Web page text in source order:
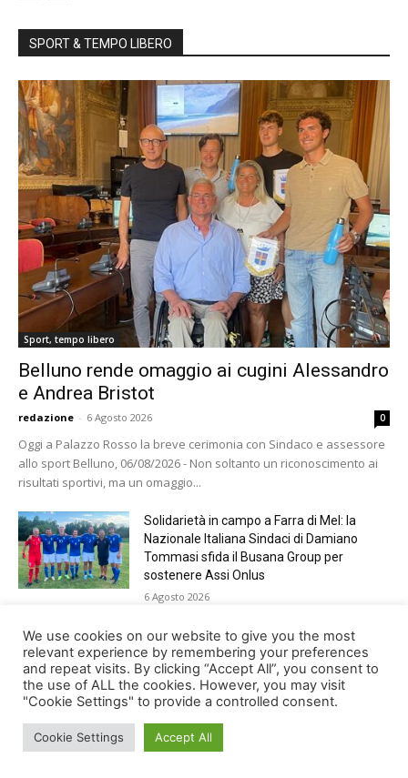
SPORT & TEMPO LIBERO
Sport, tempo libero
Belluno rende omaggio ai cugini Alessandro
e Andrea Bristot
redazione - 6 Agosto 2026 0
Oggi a Palazzo Rosso la breve cerimonia con Sindaco e assessore
allo sport Belluno, 06/08/2026 - Non soltanto un riconoscimento ai
risultati sportivi, ma un omaggio...
Solidarietà in campo a Farra di Mel: la
Nazionale Italiana Sindaci di Damiano
Tommasi sfida il Busana Group per
sostenere Assi Onlus
6 Agosto 2026
Shade, Dolcenera, Merk&Kremont,
Benji&Fede e molti altri, giovedì sera a
Jesolo con Radio Bella&Monella
5 Agosto 2026
© Newspaper WordPress Theme by TagDiv
We use cookies on our website to give you the most
relevant experience by remembering your preferences
and repeat visits. By clicking “Accept All”, you consent to
the use of ALL the cookies. However, you may visit
"Cookie Settings" to provide a controlled consent.
Cookie Settings Accept All